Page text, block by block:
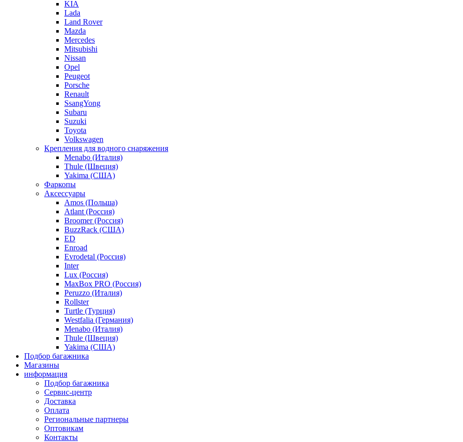
KIA
Lada
Land Rover
Mazda
Mercedes
Mitsubishi
Nissan
Opel
Peugeot
Porsche
Renault
SsangYong
Subaru
Suzuki
Toyota
Volkswagen
Крепления для водного снаряжения
Menabo (Италия)
Thule (Швеция)
Yakima (США)
Фаркопы
Аксессуары
Amos (Польша)
Atlant (Россия)
Broomer (Россия)
BuzzRack (США)
ED
Enroad
Evrodetal (Россия)
Inter
Lux (Россия)
MaxBox PRO (Россия)
Peruzzo (Италия)
Rollster
Turtle (Турция)
Westfalia (Германия)
Menabo (Италия)
Thule (Швеция)
Yakima (США)
Подбор багажника
Магазины
информация
Подбор багажника
Сервис-центр
Доставка
Оплата
Региональные партнеры
Оптовикам
Контакты